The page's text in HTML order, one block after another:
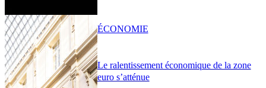
Le ralentissement économique de la zone
euro s’atténue
ÉCONOMIE